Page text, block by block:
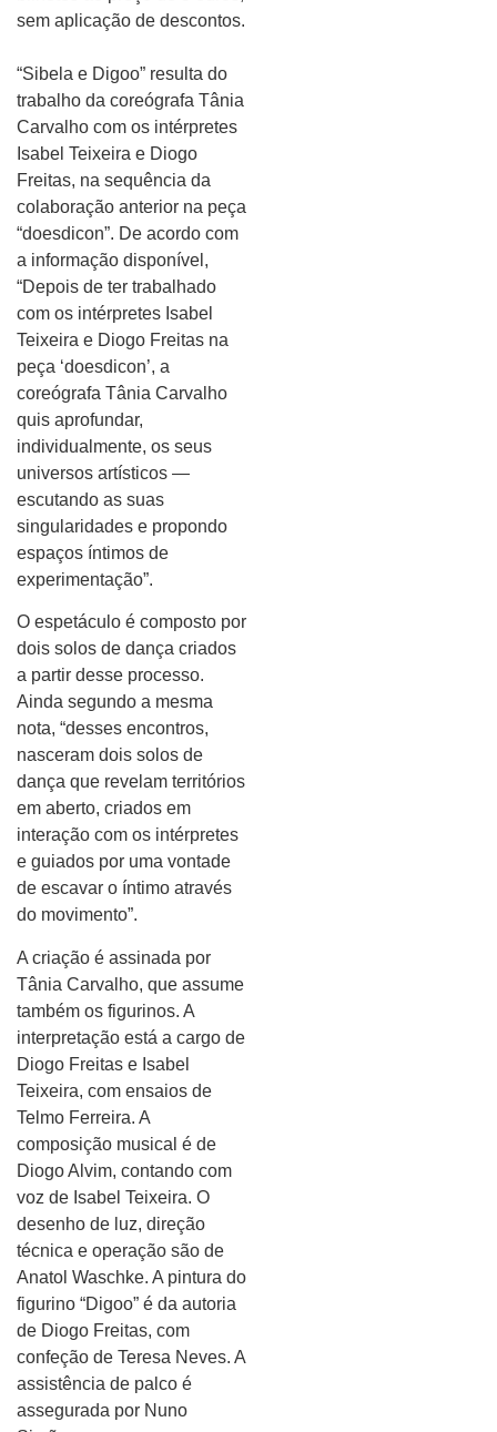
sem aplicação de descontos.
“Sibela e Digoo” resulta do
trabalho da coreógrafa Tânia
Carvalho com os intérpretes
Isabel Teixeira e Diogo
Freitas, na sequência da
colaboração anterior na peça
“doesdicon”. De acordo com
a informação disponível,
“Depois de ter trabalhado
com os intérpretes Isabel
Teixeira e Diogo Freitas na
peça ‘doesdicon’, a
coreógrafa Tânia Carvalho
quis aprofundar,
individualmente, os seus
universos artísticos —
escutando as suas
singularidades e propondo
espaços íntimos de
experimentação”.
O espetáculo é composto por
dois solos de dança criados
a partir desse processo.
Ainda segundo a mesma
nota, “desses encontros,
nasceram dois solos de
dança que revelam territórios
em aberto, criados em
interação com os intérpretes
e guiados por uma vontade
de escavar o íntimo através
do movimento”.
A criação é assinada por
Tânia Carvalho, que assume
também os figurinos. A
interpretação está a cargo de
Diogo Freitas e Isabel
Teixeira, com ensaios de
Telmo Ferreira. A
composição musical é de
Diogo Alvim, contando com
voz de Isabel Teixeira. O
desenho de luz, direção
técnica e operação são de
Anatol Waschke. A pintura do
figurino “Digoo” é da autoria
de Diogo Freitas, com
confeção de Teresa Neves. A
assistência de palco é
assegurada por Nuno